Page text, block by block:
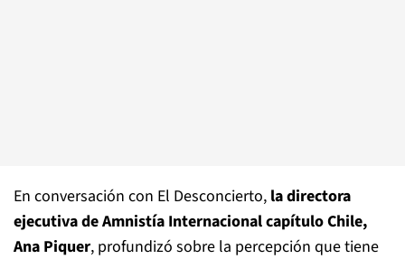
En conversación con El Desconcierto, la directora
ejecutiva de Amnistía Internacional capítulo Chile,
Ana Piquer, profundizó sobre la percepción que tiene